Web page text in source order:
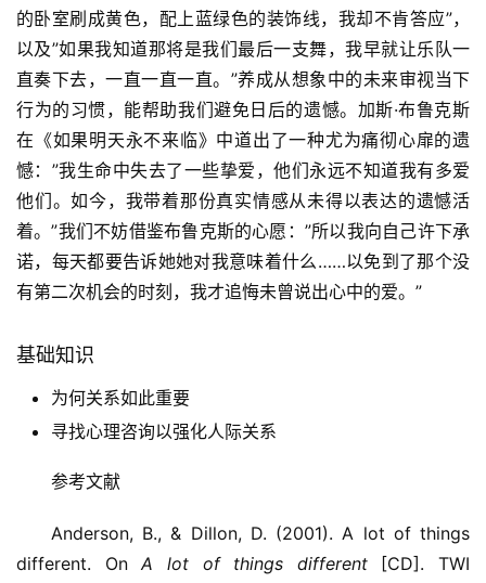
的卧室刷成黄色，配上蓝绿色的装饰线，我却不肯答应”，
以及”如果我知道那将是我们最后一支舞，我早就让乐队一
直奏下去，一直一直一直。”养成从想象中的未来审视当下
行为的习惯，能帮助我们避免日后的遗憾。加斯·布鲁克斯
在《如果明天永不来临》中道出了一种尤为痛彻心扉的遗
憾：”我生命中失去了一些挚爱，他们永远不知道我有多爱
他们。如今，我带着那份真实情感从未得以表达的遗憾活
着。”我们不妨借鉴布鲁克斯的心愿：”所以我向自己许下承
诺，每天都要告诉她她对我意味着什么……以免到了那个没
有第二次机会的时刻，我才追悔未曾说出心中的爱。”
基础知识
为何关系如此重要
寻找心理咨询以强化人际关系
参考文献
Anderson, B., & Dillon, D. (2001). A lot of things
different. OnA lot of things different[CD]. TWI